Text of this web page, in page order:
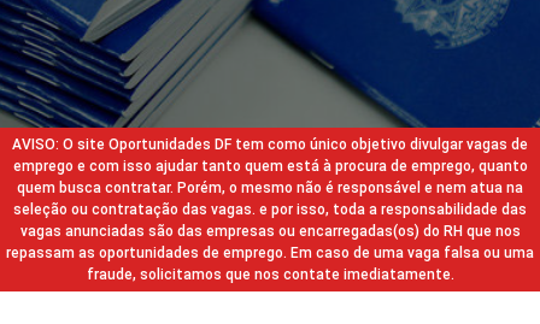
AVISO: O site Oportunidades DF tem como único objetivo divulgar vagas de
emprego e com isso ajudar tanto quem está à procura de emprego, quanto
quem busca contratar. Porém, o mesmo não é responsável e nem atua na
seleção ou contratação das vagas. e por isso, toda a responsabilidade das
vagas anunciadas são das empresas ou encarregadas(os) do RH que nos
repassam as oportunidades de emprego. Em caso de uma vaga falsa ou uma
fraude, solicitamos que nos contate imediatamente.